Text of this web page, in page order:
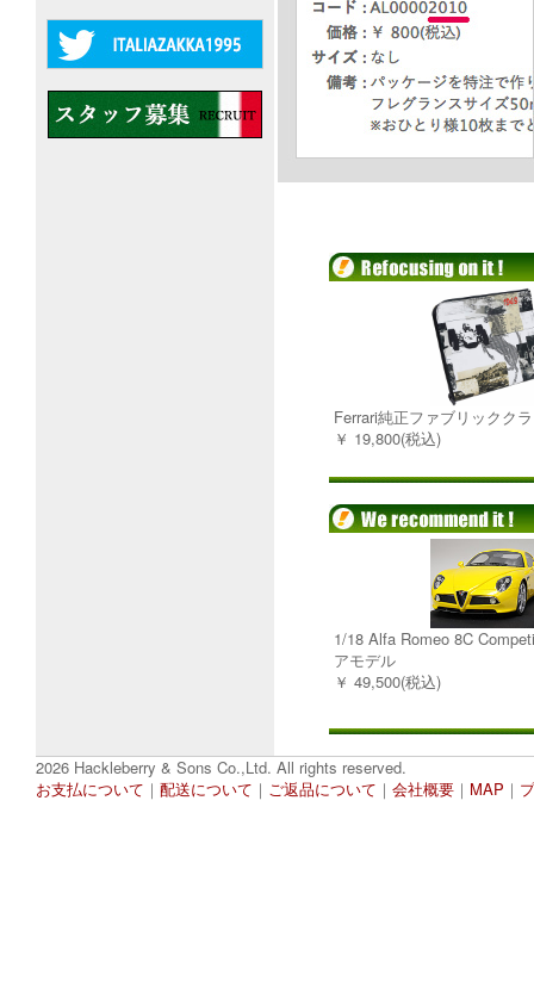
Ferrari純正ファブリックク
￥ 19,800(税込)
1/18 Alfa Romeo 8C
アモデル
￥ 49,500(税込)
2026 Hackleberry & Sons Co.,Ltd. All rights reserved.
お支払について ｜ 配送について ｜ ご返品について ｜ 会社概要 ｜ MAP ｜